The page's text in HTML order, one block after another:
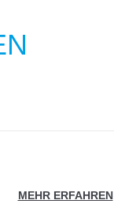
MEHR ERFAHREN